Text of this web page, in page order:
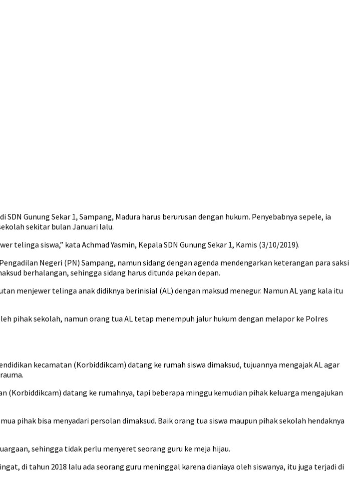
Gunung Sekar 1, Sampang, Madura harus berurusan dengan hukum. Penyebabnya sepele, ia
sekitar bulan Januari lalu.
telinga siswa,” kata Achmad Yasmin, Kepala SDN Gunung Sekar 1, Kamis (3/10/2019).
Negeri (PN) Sampang, namun sidang dengan agenda mendengarkan keterangan para saksi
berhalangan, sehingga sidang harus ditunda pekan depan.
menjewer telinga anak didiknya berinisial (AL) dengan maksud menegur. Namun AL yang kala itu
pihak sekolah, namun orang tua AL tetap menempuh jalur hukum dengan melapor ke Polres
kecamatan (Korbiddikcam) datang ke rumah siswa dimaksud, tujuannya mengajak AL agar
datang ke rumahnya, tapi beberapa minggu kemudian pihak keluarga mengajukan
pihak bisa menyadari persolan dimaksud. Baik orang tua siswa maupun pihak sekolah hendaknya
sehingga tidak perlu menyeret seorang guru ke meja hijau.
di tahun 2018 lalu ada seorang guru meninggal karena dianiaya oleh siswanya, itu juga terjadi di